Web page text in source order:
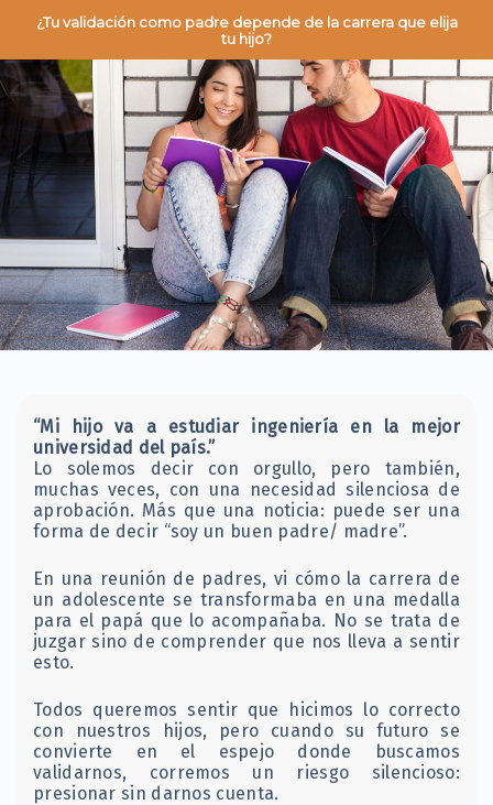
¿Tu validación como padre depende de la carrera que elija
tu hijo?
“Mi hijo va a estudiar ingeniería en la mejor
universidad del país.”
Lo solemos decir con orgullo, pero también,
muchas veces, con una necesidad silenciosa de
aprobación. Más que una noticia: puede ser una
forma de decir “soy un buen padre/ madre”.
En una reunión de padres, vi cómo la carrera de
un adolescente se transformaba en una medalla
para el papá que lo acompañaba. No se trata de
juzgar sino de comprender que nos lleva a sentir
esto.
Todos queremos sentir que hicimos lo correcto
con nuestros hijos, pero cuando su futuro se
convierte en el espejo donde buscamos
validarnos, corremos un riesgo silencioso:
presionar sin darnos cuenta.